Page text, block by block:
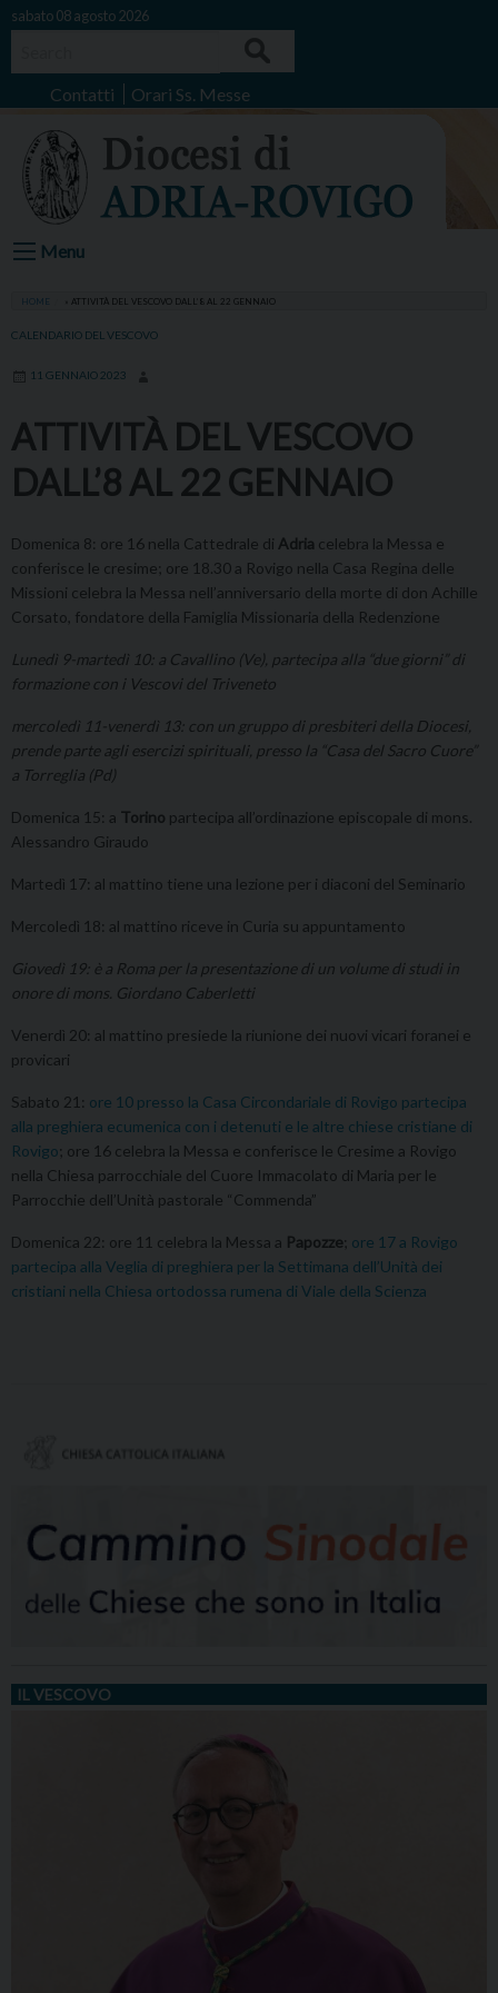
Skip
sabato 08 agosto 2026
Contatti Orari Ss. Messe
Menu
HOME ATTIVITÀ DEL VESCOVO DALL’8 AL 22 GENNAIO
CALENDARIO DEL VESCOVO
11 GENNAIO 2023
ATTIVITÀ DEL VESCOVO
DALL’8 AL 22 GENNAIO
Domenica 8: ore 16 nella Cattedrale di Adria celebra la Messa e
conferisce le cresime; ore 18.30 a Rovigo nella Casa Regina delle
Missioni celebra la Messa nell’anniversario della morte di don Achille
Corsato, fondatore della Famiglia Missionaria della Redenzione
Lunedì 9-martedì 10: a Cavallino (Ve), partecipa alla “due giorni” di
formazione con i Vescovi del Triveneto
mercoledì 11-venerdì 13: con un gruppo di presbiteri della Diocesi,
prende parte agli esercizi spirituali, presso la “Casa del Sacro Cuore”
a Torreglia (Pd)
Domenica 15: a Torino partecipa all’ordinazione episcopale di mons.
Alessandro Giraudo
Martedì 17: al mattino tiene una lezione per i diaconi del Seminario
Mercoledì 18: al mattino riceve in Curia su appuntamento
Giovedì 19: è a Roma per la presentazione di un volume di studi in
onore di mons. Giordano Caberletti
Venerdì 20: al mattino presiede la riunione dei nuovi vicari foranei e
provicari
Sabato 21: ore 10 presso la Casa Circondariale di Rovigo partecipa
alla preghiera ecumenica con i detenuti e le altre chiese cristiane di
Rovigo; ore 16 celebra la Messa e conferisce le Cresime a Rovigo
nella Chiesa parrocchiale del Cuore Immacolato di Maria per le
Parrocchie dell’Unità pastorale “Commenda”
Domenica 22: ore 11 celebra la Messa a Papozze; ore 17 a Rovigo
partecipa alla Veglia di preghiera per la Settimana dell’Unità dei
cristiani nella Chiesa ortodossa rumena di Viale della Scienza
IL VESCOVO